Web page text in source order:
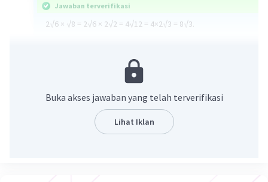
Jawaban terverifikasi
2√6 × √8 = 2√6 × 2√2 = 4√12 = 4×2√3 = 8√3.
Buka akses jawaban yang telah terverifikasi
Lihat Iklan